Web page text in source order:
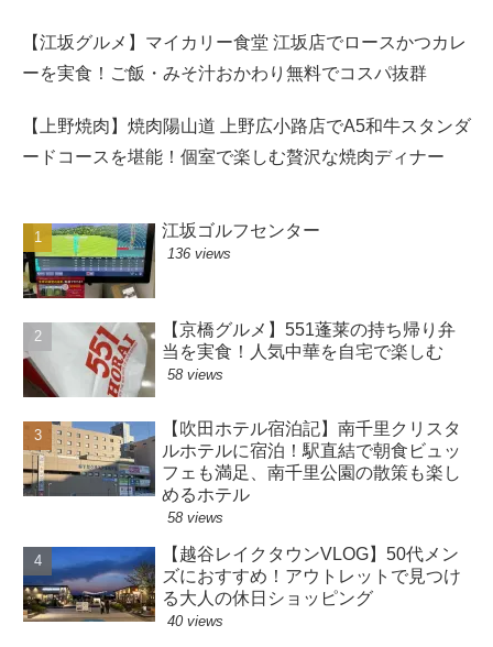
【江坂グルメ】マイカリー食堂 江坂店でロースかつカレ
ーを実食！ご飯・みそ汁おかわり無料でコスパ抜群
【上野焼肉】焼肉陽山道 上野広小路店でA5和牛スタンダ
ードコースを堪能！個室で楽しむ贅沢な焼肉ディナー
江坂ゴルフセンター
136 views
【京橋グルメ】551蓬莱の持ち帰り弁
当を実食！人気中華を自宅で楽しむ
58 views
【吹田ホテル宿泊記】南千里クリスタ
ルホテルに宿泊！駅直結で朝食ビュッ
フェも満足、南千里公園の散策も楽し
めるホテル
58 views
【越谷レイクタウンVLOG】50代メン
ズにおすすめ！アウトレットで見つけ
る大人の休日ショッピング
40 views